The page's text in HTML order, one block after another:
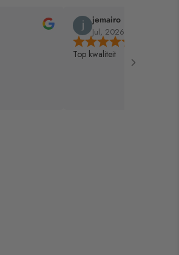
Jasper
Jul, 2026
Top service